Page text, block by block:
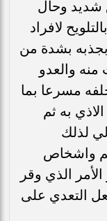
شديد وحال
لافراد
بجذبه بشدة من
منه والعدو
مسرعا بما
به ثم
لذلك
واشخاص
الذي وقر
التعدي على